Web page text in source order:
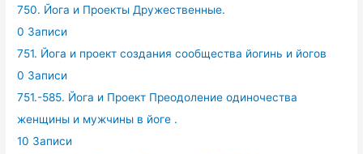
750. Йога и Проекты Дружественные.
0 Записи
751. Йога и проект создания сообщества йогинь и йогов
0 Записи
751.-585. Йога и Проект Преодоление одиночества
женщины и мужчины в йоге .
10 Записи